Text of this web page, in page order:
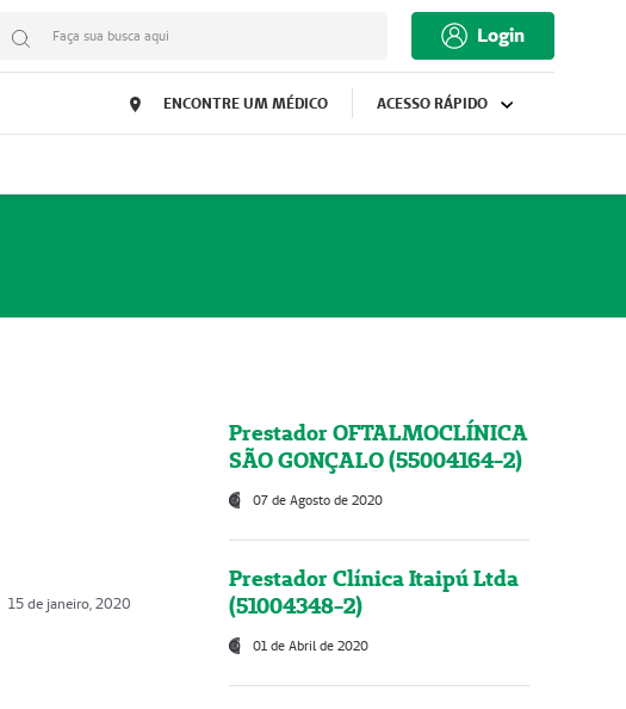
Faça sua busca aqui Login
ENCONTRE UM MÉDICO ACESSO RÁPIDO
15 de janeiro, 2020
Prestador OFTALMOCLÍNICA
SÃO GONÇALO (55004164-2)
07 de Agosto de 2020
Prestador Clínica Itaipú Ltda
(51004348-2)
01 de Abril de 2020